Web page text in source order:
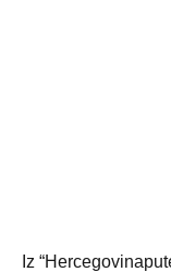
Iz